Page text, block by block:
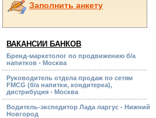
Заполнить анкету
ВАКАНСИИ БАНКОВ
Бренд-маркетолог по продвижению б/а
напитков - Москва
Руководитель отдела продаж по сетям
FMCG (б/а напитки, кондитерка),
дистрибуция - Москва
Водитель-экспедитор Лада ларгус - Нижний
Новгород